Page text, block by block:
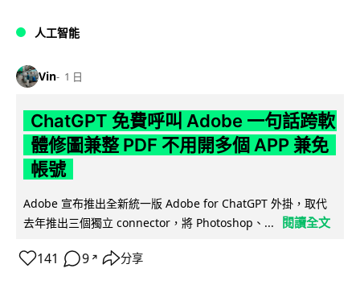
人工智能
Vin 1 日
ChatGPT 免費呼叫 Adobe 一句話跨軟
體修圖兼整 PDF 不用開多個 APP 兼免
帳號
Adobe 宣布推出全新統一版 Adobe for ChatGPT 外掛，取代
去年推出三個獨立 connector，將 Photoshop、...
閱讀全文
141 9 ↗ 分享